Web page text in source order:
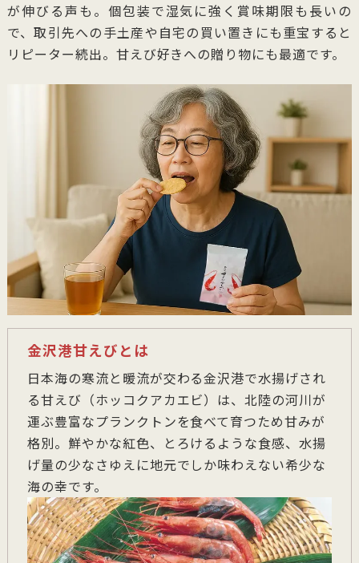
が伸びる声も。個包装で湿気に強く賞味期限も長いの
で、取引先への手土産や自宅の買い置きにも重宝すると
リピーター続出。甘えび好きへの贈り物にも最適です。
金沢港甘えびとは
日本海の寒流と暖流が交わる金沢港で水揚げされ
る甘えび（ホッコクアカエビ）は、北陸の河川が
運ぶ豊富なプランクトンを食べて育つため甘みが
格別。鮮やかな紅色、とろけるような食感、水揚
げ量の少なさゆえに地元でしか味わえない希少な
海の幸です。